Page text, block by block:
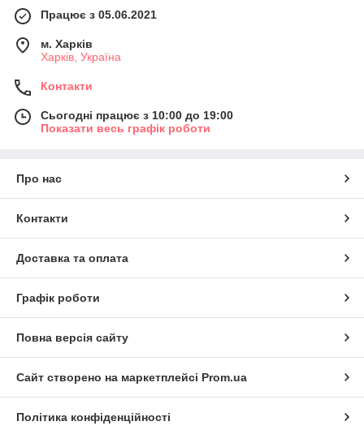
Працює з 05.06.2021
м. Харків
Харків, Україна
Контакти
Сьогодні працює з 10:00 до 19:00
Показати весь графік роботи
Про нас
Контакти
Доставка та оплата
Графік роботи
Повна версія сайту
Сайт створено на маркетплейсі Prom.ua
Політика конфіденційності